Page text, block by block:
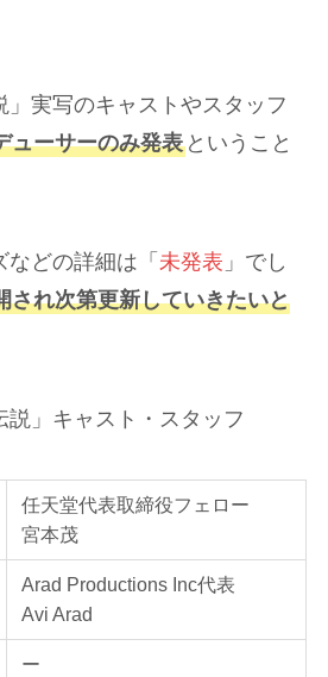
」実写のキャストやスタッフ
ューサーのみ発表ということ
どの詳細は「 未発表 」でし
され次第更新していきたいと
」キャスト・スタッフ
任天堂代表取締役フェロー
宮本茂
Arad Productions Inc代表
Avi Arad
ー